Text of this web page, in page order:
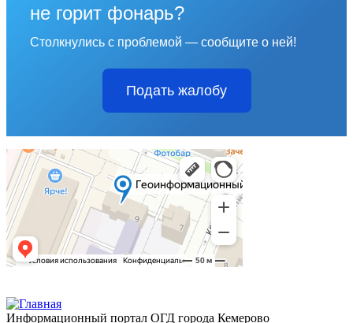
не горит фонарь?
Столкнулись с проблемой — сообщите о ней!
Подать жалобу
Информационный портал ОГД города Кемерово